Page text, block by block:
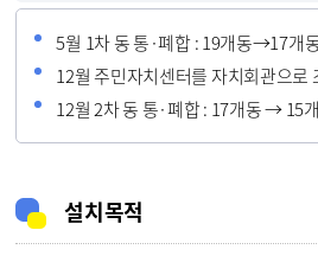
5월 1차 동 통·폐합 : 19개동→17개
12월 주민자치센터를 자치회관으로
12월 2차 동 통·폐합 : 17개동 → 15
설치목적